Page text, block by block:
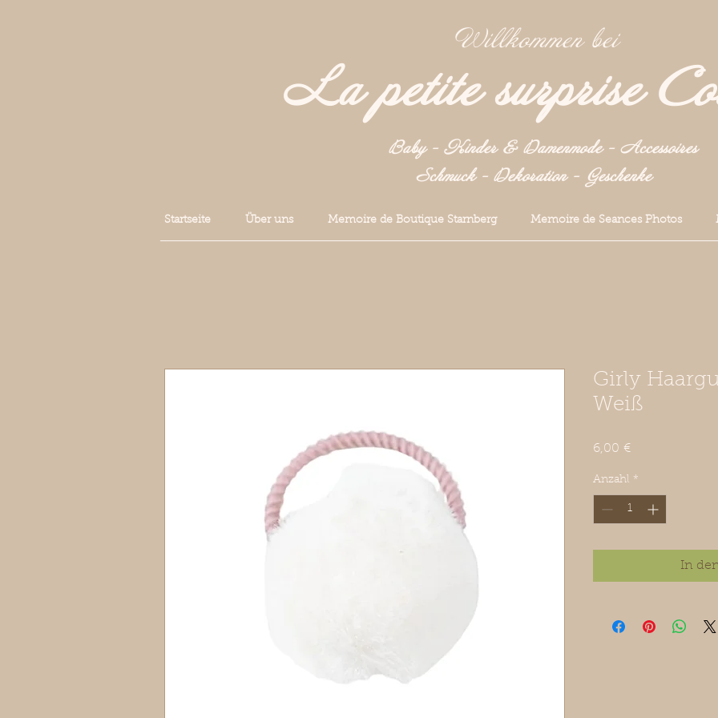
Willkommen bei
La petite surprise
Baby - Kinder & Damenmode - Accessoires
Schmuck - Dekoration - Geschenke
Startseite Über uns Memoire de Boutique Starnberg Memoire de Seances Photos
Girly
Weiß
6,00 €Preis
Anzahl *
In